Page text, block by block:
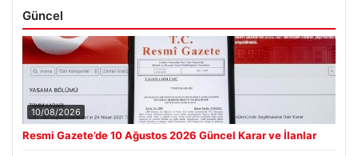
Güncel
10/08/2026
Resmi Gazete’de 10 Ağustos 2026 Güncel Karar ve İlanlar